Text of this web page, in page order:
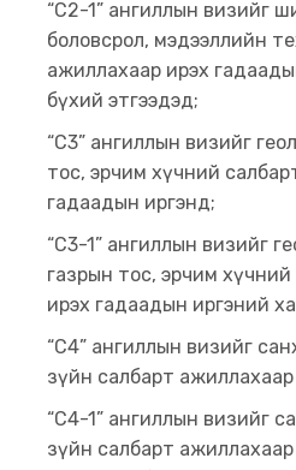
“C2-1” ангиллын визийг
боловсрол, мэдээллийн
ажиллахаар ирэх
бүхий этгээдэд;
“C3” ангиллын визийг
тос, эрчим хүчний
гадаадын иргэнд;
“C3-1” ангиллын визийг
газрын тос, эрчим
ирэх гадаадын иргэний
“C4” ангиллын визийг
зүйн салбарт
“C4-1” ангиллын визийг
зүйн салбарт